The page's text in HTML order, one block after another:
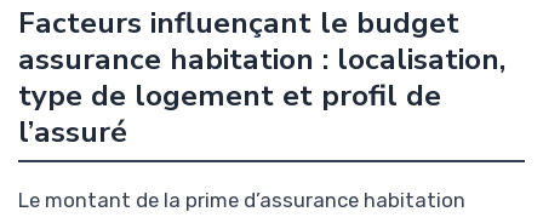
Facteurs influençant le budget
assurance habitation : localisation,
type de logement et profil de
l’assuré
Le montant de la prime d’assurance habitation